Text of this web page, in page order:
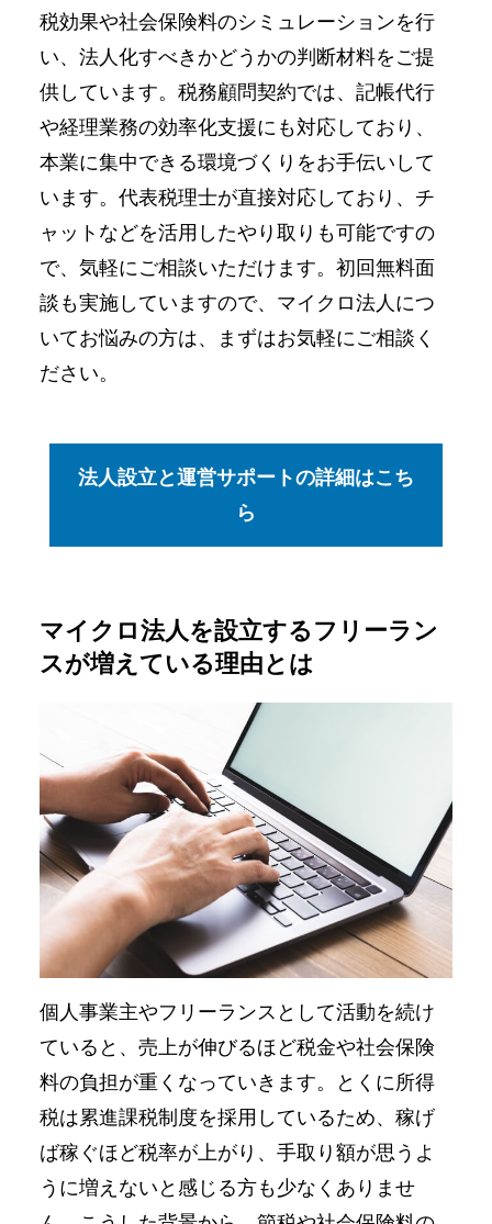
税効果や社会保険料のシミュレーションを行
い、法人化すべきかどうかの判断材料をご提
供しています。税務顧問契約では、記帳代行
や経理業務の効率化支援にも対応しており、
本業に集中できる環境づくりをお手伝いして
います。代表税理士が直接対応しており、チ
ャットなどを活用したやり取りも可能ですの
で、気軽にご相談いただけます。初回無料面
談も実施していますので、マイクロ法人につ
いてお悩みの方は、まずはお気軽にご相談く
ださい。
法人設立と運営サポートの詳細はこち
ら
マイクロ法人を設立するフリーラン
スが増えている理由とは
個人事業主やフリーランスとして活動を続け
ていると、売上が伸びるほど税金や社会保険
料の負担が重くなっていきます。とくに所得
税は累進課税制度を採用しているため、稼げ
ば稼ぐほど税率が上がり、手取り額が思うよ
うに増えないと感じる方も少なくありませ